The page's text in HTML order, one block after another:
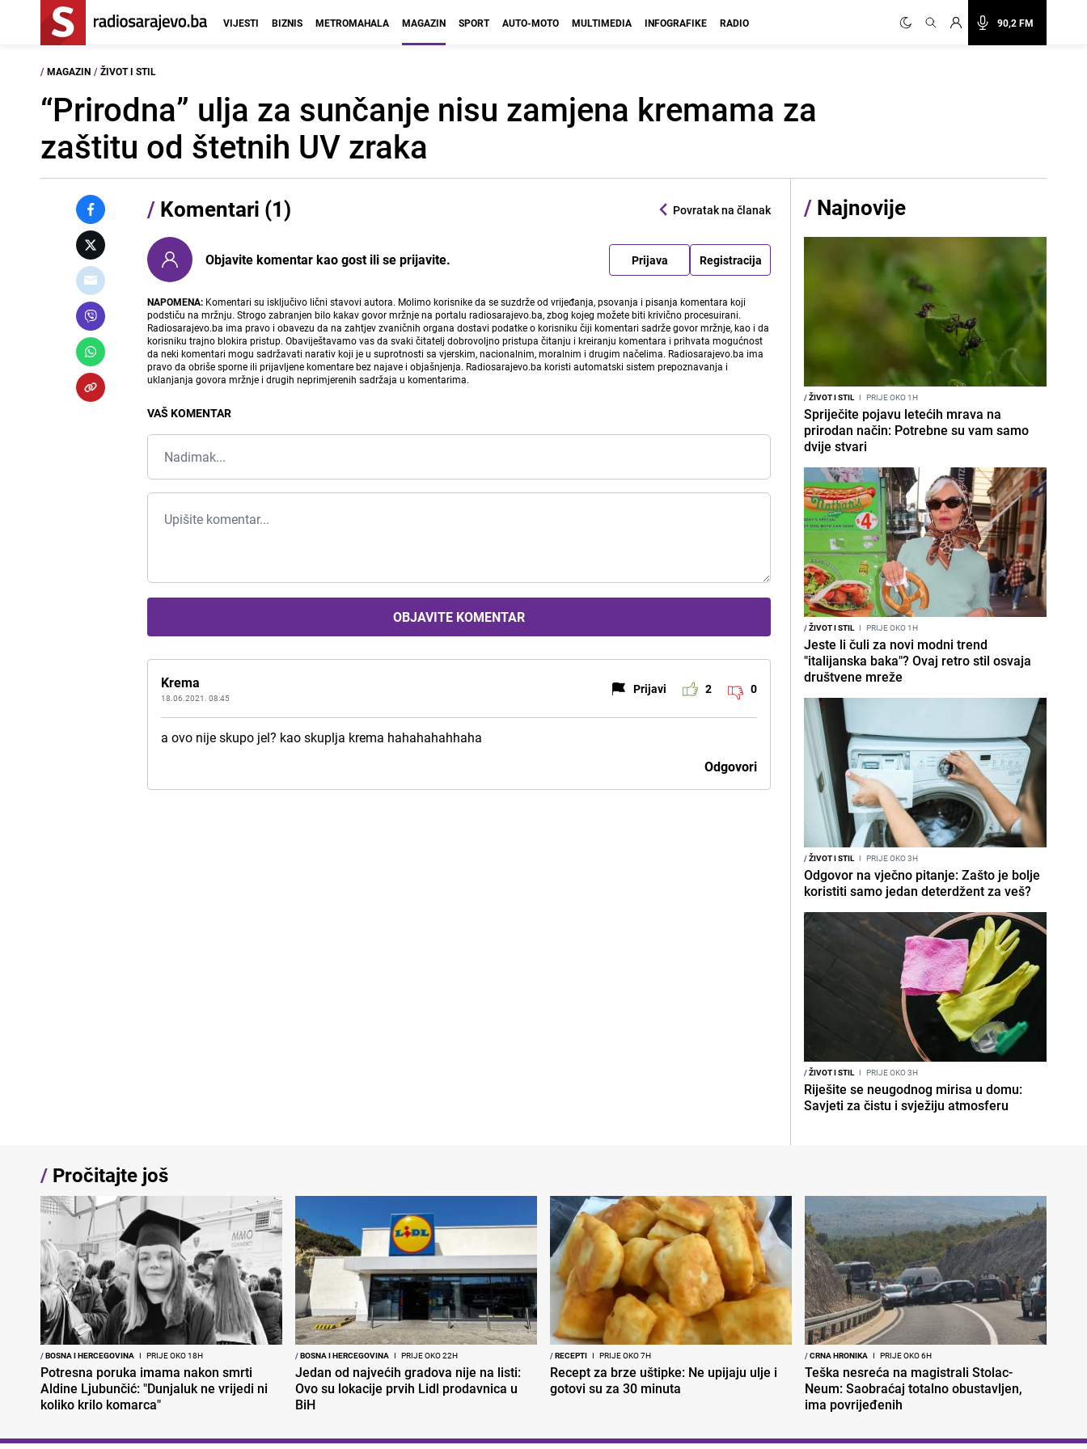
90,2 FM
VIJESTI BIZNIS METROMAHALA MAGAZIN SPORT AUTO-MOTO MULTIMEDIA INFOGRAFIKE RADIO
/ MAGAZIN / ŽIVOT I STIL
“Prirodna” ulja za sunčanje nisu zamjena kremama za
zaštitu od štetnih UV zraka
/ Komentari (1) Povratak na članak
Objavite komentar kao gost ili se prijavite. Prijava Registracija
NAPOMENA: Komentari su isključivo lični stavovi autora. Molimo korisnike da se suzdrže od vrijeđanja, psovanja i pisanja komentara koji
podstiču na mržnju. Strogo zabranjen bilo kakav govor mržnje na portalu radiosarajevo.ba, zbog kojeg možete biti krivično procesuirani.
Radiosarajevo.ba ima pravo i obavezu da na zahtjev zvaničnih organa dostavi podatke o korisniku čiji komentari sadrže govor mržnje, kao i da
korisniku trajno blokira pristup. Obaviještavamo vas da svaki čitatelj dobrovoljno pristupa čitanju i kreiranju komentara i prihvata mogućnost
da neki komentari mogu sadržavati narativ koji je u suprotnosti sa vjerskim, nacionalnim, moralnim i drugim načelima. Radiosarajevo.ba ima
pravo da obriše sporne ili prijavljene komentare bez najave i objašnjenja. Radiosarajevo.ba koristi automatski sistem prepoznavanja i
uklanjanja govora mržnje i drugih neprimjerenih sadržaja u komentarima.
VAŠ KOMENTAR
OBJAVITE KOMENTAR
Krema
18.06.2021. 08:45
Prijavi 2 0
a ovo nije skupo jel? kao skuplja krema hahahahahhaha
Odgovori
/ Najnovije
/ŽIVOT I STIL I PRIJE OKO 1H
Spriječite pojavu letećih mrava na
prirodan način: Potrebne su vam samo
dvije stvari
/ŽIVOT I STIL I PRIJE OKO 1H
Jeste li čuli za novi modni trend
"italijanska baka"? Ovaj retro stil osvaja
društvene mreže
/ŽIVOT I STIL I PRIJE OKO 3H
Odgovor na vječno pitanje: Zašto je bolje
koristiti samo jedan deterdžent za veš?
/ŽIVOT I STIL I PRIJE OKO 3H
Riješite se neugodnog mirisa u domu:
Savjeti za čistu i svježiju atmosferu
/ Pročitajte još
/BOSNA I HERCEGOVINA I PRIJE OKO 18H
Potresna poruka imama nakon smrti
Aldine Ljubunčić: "Dunjaluk ne vrijedi ni
koliko krilo komarca"
/BOSNA I HERCEGOVINA I PRIJE OKO 22H
Jedan od najvećih gradova nije na listi:
Ovo su lokacije prvih Lidl prodavnica u
BiH
/RECEPTI I PRIJE OKO 7H
Recept za brze uštipke: Ne upijaju ulje i
gotovi su za 30 minuta
/CRNA HRONIKA I PRIJE OKO 6H
Teška nesreća na magistrali Stolac-
Neum: Saobraćaj totalno obustavljen,
ima povrijeđenih